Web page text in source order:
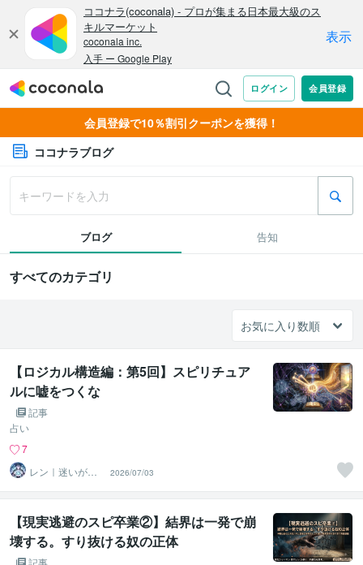
会員登録で10％割引クーポンを獲得！
ココナラブログ
ブログ 告知
すべてのカテゴリ
【ロジカル構造編：第5回】スピリチュア
ルに嘘をつくな
記事
占い
7
レン｜迷いが自
信に変わる魂の
守護霊鑑定
2026/07/03
【現実逃避のスピ卒業②】結界は一発で崩
壊する。すり抜ける奴の正体
記事